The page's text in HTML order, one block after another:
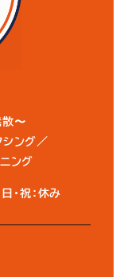
散〜
ング／
ング
日・祝：休み